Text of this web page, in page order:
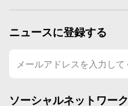
ニュースに登録する
ソーシャルネットワーク